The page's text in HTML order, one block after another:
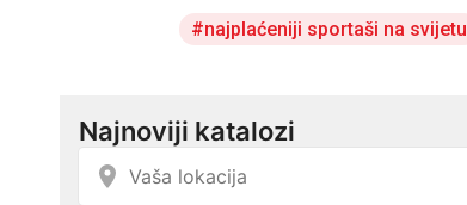
najplaćeniji sportaši na svijetu